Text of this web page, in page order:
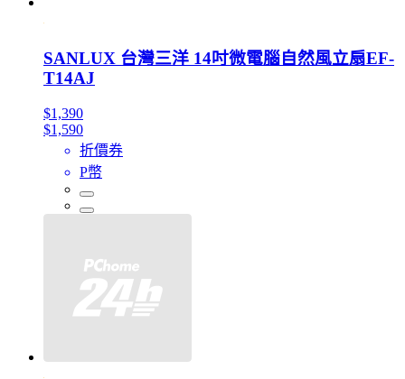
SANLUX 台灣三洋 14吋微電腦自然風立扇EF-
T14AJ
$1,390
$1,590
折價券
P幣